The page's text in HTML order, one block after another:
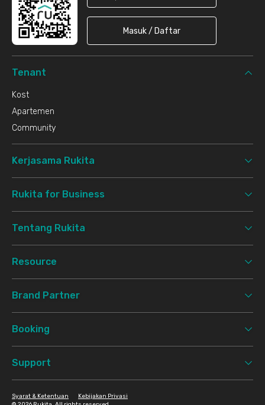
Masuk / Daftar
Tenant
Kost
Apartemen
Community
Kerjasama Rukita
Rukita for Business
Tentang Rukita
Resource
Brand Partner
Booking
Support
Syarat & Ketentuan Kebijakan Privasi